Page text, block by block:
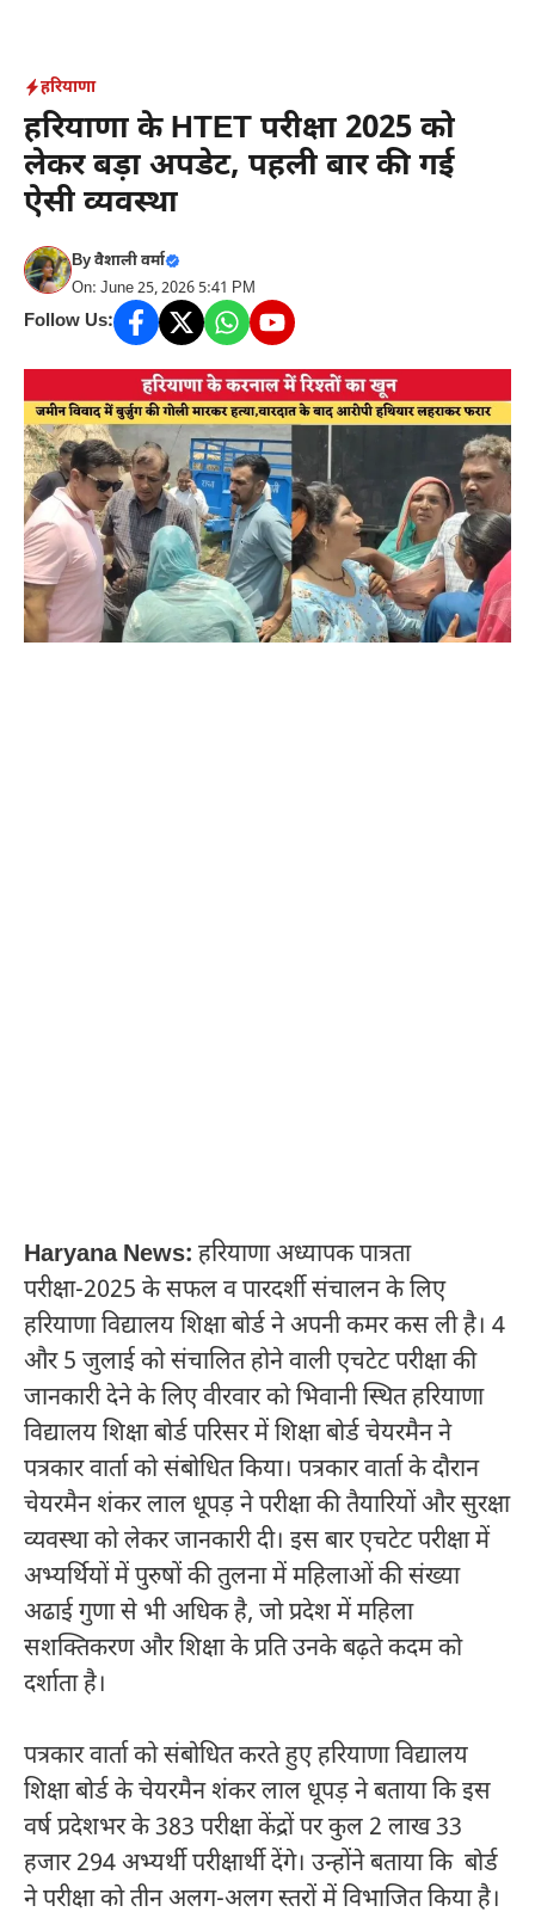
content
हरियाणा
हरियाणा के HTET परीक्षा 2025 को
लेकर बड़ा अपडेट, पहली बार की गई
ऐसी व्यवस्था
Byवैशाली वर्मा
On: June 25, 2026 5:41 PM
Follow Us:
Haryana News: हरियाणा अध्यापक पात्रता
परीक्षा-2025 के सफल व पारदर्शी संचालन के लिए
हरियाणा विद्यालय शिक्षा बोर्ड ने अपनी कमर कस ली है। 4
और 5 जुलाई को संचालित होने वाली एचटेट परीक्षा की
जानकारी देने के लिए वीरवार को भिवानी स्थित हरियाणा
विद्यालय शिक्षा बोर्ड परिसर में शिक्षा बोर्ड चेयरमैन ने
पत्रकार वार्ता को संबोधित किया। पत्रकार वार्ता के दौरान
चेयरमैन शंकर लाल धूपड़ ने परीक्षा की तैयारियों और सुरक्षा
व्यवस्था को लेकर जानकारी दी। इस बार एचटेट परीक्षा में
अभ्यर्थियों में पुरुषों की तुलना में महिलाओं की संख्या
अढाई गुणा से भी अधिक है, जो प्रदेश में महिला
सशक्तिकरण और शिक्षा के प्रति उनके बढ़ते कदम को
दर्शाता है।
पत्रकार वार्ता को संबोधित करते हुए हरियाणा विद्यालय
शिक्षा बोर्ड के चेयरमैन शंकर लाल धूपड़ ने बताया कि इस
वर्ष प्रदेशभर के 383 परीक्षा केंद्रों पर कुल 2 लाख 33
हजार 294 अभ्यर्थी परीक्षार्थी देंगे। उन्होंने बताया कि बोर्ड
ने परीक्षा को तीन अलग-अलग स्तरों में विभाजित किया है।